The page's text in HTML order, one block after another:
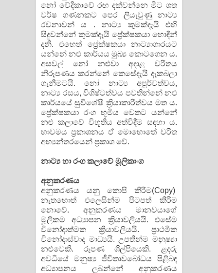
නෝ වේදිකාවේ රඟ දක්වන්නෙ මීට ශත
වර්ෂ ගණනකට පෙර ලියැවුණු නාට්‍ය
රචනාවන් ය . නාට්‍ය කුමක්දැයි එහි
සිදුවන්නේ කුමක්දැයි ප්‍රේක්ෂකයා හොඳීන්
දනි. එහෙත් ප්‍රේක්ෂකයා නාට්‍යාගාරයට
යන්නේ නළු කාර්යය මුඛ්‍ය කොටගෙන ය.
අසවල් නෝ නළුවා අදාළ චරිතය
නිරූපණය කරන්නේ කෙසේදැයි දැකබලා
ගැනීමටයි. නෝ නාට්‍ය අපූර්වත්වය,
නාට්‍ය රසය, විශිෂ්ටත්වය පවතින්නේ නළු
කාර්යයේ සුවිශේෂී ක්‍රියාකාරීත්වය මත ය.
ප්‍රේක්ෂකයා රංග භූමිය වෙතට යන්නේ
නළු කලාවේ විභූතිය අත්විඳීම සඳහා ය.
භාවමය ප්‍රකාශනය ඒ මොහොතේ චරිත
අභ්‍යන්තරයෙන් ප්‍රකාශ වේ.
නාට්‍ය හා රංග කලාවේ මූලිකාංග
අනුකරණය
අනුකරණය යනු කොපි කිරීම(Copy)
නැතහොත් එලෙසින්ම පිටපත් කිරීම
නොවේ. අනුකරණය මානවයාගේ
මූලිකම අධ්‍යාපන ක්‍රියාවලියයි. එසේම
විනෝදාත්මක ක්‍රියාවලියයි. ප්‍රාථමික
විනෝදාස්වාද මාධ්‍යයි. උපතින්ම මනුෂ්‍යා
නළුවෙකි. රූපණ ශිල්පියෙකි. ළදරු
අවධියේ මනුෂ්‍ය ජීවිතාවබෝධය පිළිබඳ
අධ්‍යාපනය ලබන්නේ අනුකරණය